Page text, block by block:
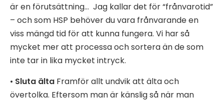
är en förutsättning… Jag kallar det för “frånvarotid”
– och som HSP behöver du vara frånvarande en
viss mängd tid för att kunna fungera. Vi har så
mycket mer att processa och sortera än de som
inte tar in lika mycket intryck.
• Sluta älta Framför allt undvik att älta och
övertolka. Eftersom man är känslig så när man